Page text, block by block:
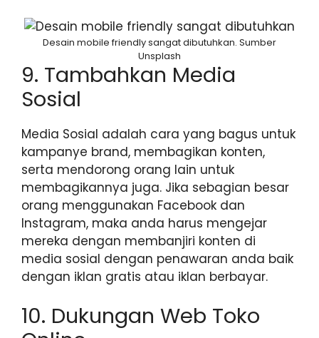
Desain mobile friendly sangat dibutuhkan. Sumber
Unsplash
9. Tambahkan Media
Sosial
Media Sosial adalah cara yang bagus untuk
kampanye brand, membagikan konten,
serta mendorong orang lain untuk
membagikannya juga. Jika sebagian besar
orang menggunakan Facebook dan
Instagram, maka anda harus mengejar
mereka dengan membanjiri konten di
media sosial dengan penawaran anda baik
dengan iklan gratis atau iklan berbayar.
10. Dukungan Web Toko